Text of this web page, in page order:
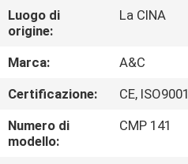
CIRCA
NOI
GIRO
DELLA
FABBRICA
Luogo di
origine:
La CINA
Marca:
A&C
Certificazione:
CE, ISO9001
Numero di
modello:
CMP 141